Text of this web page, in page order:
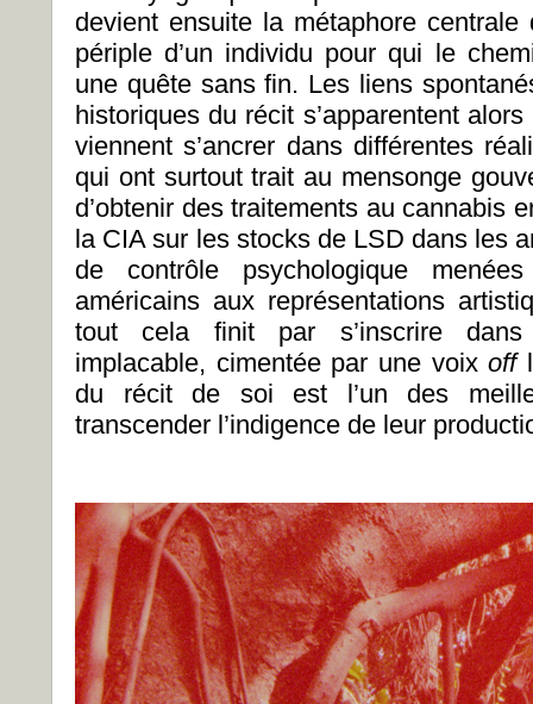
devient ensuite la métaphore
périple d’un individu pour qui le
une quête sans fin. Les liens
historiques du récit s’apparentent
viennent s’ancrer dans différentes
qui ont surtout trait au mensonge
d’obtenir des traitements au cannabis
la CIA sur les stocks de LSD dans les
de contrôle psychologique
américains aux représentations
tout cela finit par s’inscrire dans
implacable, cimentée par une voixoff
du récit de soi est l’un des
transcender l’indigence de leur